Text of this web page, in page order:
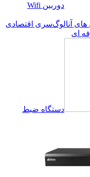
دوربین Wifi
سری اقتصادی
ای
دستگاه ضبط